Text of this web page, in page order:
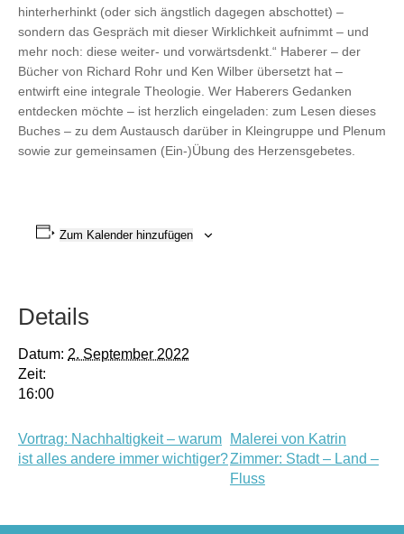
hinterherhinkt (oder sich ängstlich dagegen abschottet) –
sondern das Gespräch mit dieser Wirklichkeit aufnimmt – und
mehr noch: diese weiter- und vorwärtsdenkt.“ Haberer – der
Bücher von Richard Rohr und Ken Wilber übersetzt hat –
entwirft eine integrale Theologie. Wer Haberers Gedanken
entdecken möchte – ist herzlich eingeladen: zum Lesen dieses
Buches – zu dem Austausch darüber in Kleingruppe und Plenum
sowie zur gemeinsamen (Ein-)Übung des Herzensgebetes.
Zum Kalender hinzufügen
Details
Datum: 2. September 2022
Zeit:
16:00
Vortrag: Nachhaltigkeit – warum
ist alles andere immer wichtiger?
Malerei von Katrin
Zimmer: Stadt – Land –
Fluss